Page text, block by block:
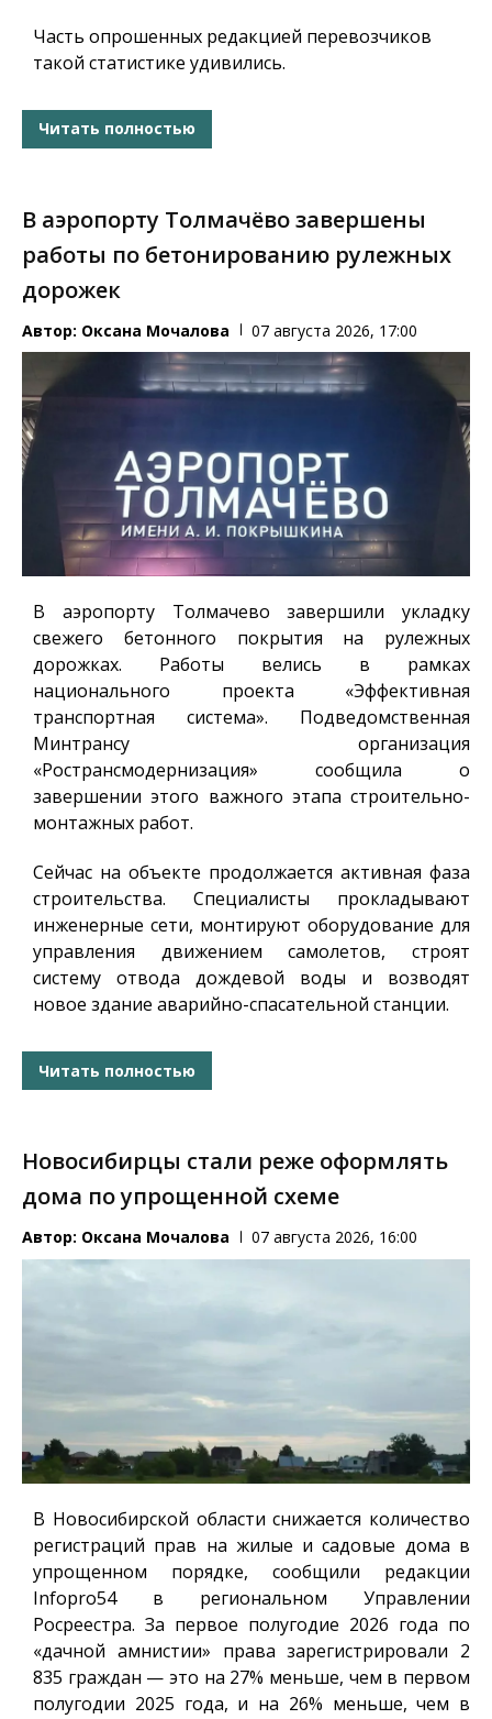
Часть опрошенных редакцией перевозчиков
такой статистике удивились.
Читать полностью
В аэропорту Толмачёво завершены
работы по бетонированию рулежных
дорожек
Автор: Оксана Мочалова 07 августа 2026, 17:00
В аэропорту Толмачево завершили укладку
свежего бетонного покрытия на рулежных
дорожках. Работы велись в рамках
национального проекта «Эффективная
транспортная система». Подведомственная
Минтрансу организация
«Ространсмодернизация» сообщила о
завершении этого важного этапа строительно-
монтажных работ.
Сейчас на объекте продолжается активная фаза
строительства. Специалисты прокладывают
инженерные сети, монтируют оборудование для
управления движением самолетов, строят
систему отвода дождевой воды и возводят
новое здание аварийно-спасательной станции.
Читать полностью
Новосибирцы стали реже оформлять
дома по упрощенной схеме
Автор: Оксана Мочалова 07 августа 2026, 16:00
В Новосибирской области снижается количество
регистраций прав на жилые и садовые дома в
упрощенном порядке, сообщили редакции
Infopro54в региональном Управлении
Росреестра. За первое полугодие 2026 года по
«дачной амнистии» права зарегистрировали 2
835 граждан — это на 27% меньше, чем в первом
полугодии 2025 года, и на 26% меньше, чем в